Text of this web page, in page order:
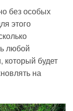
без особых
этого
любой
который будет
на